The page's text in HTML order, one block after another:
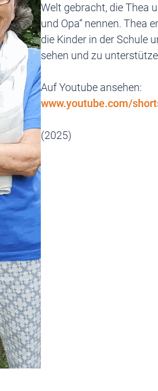
Welt gebracht, die Thea
und Opa“ nennen. Thea
die Kinder in der Schule
sehen und zu
Auf Youtube ansehen:
www.youtube.com/
(2025)